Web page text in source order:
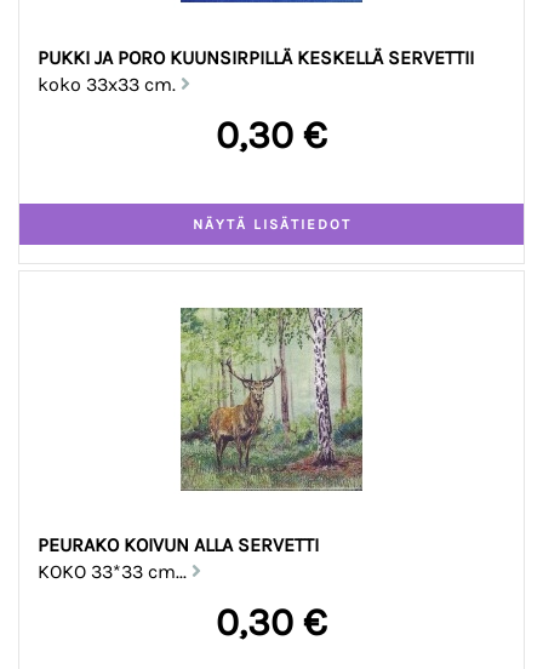
PUKKI JA PORO KUUNSIRPILLÄ KESKELLÄ SERVETTII
koko 33x33 cm.
0,30 €
PEURAKO KOIVUN ALLA SERVETTI
KOKO 33*33 cm...
0,30 €